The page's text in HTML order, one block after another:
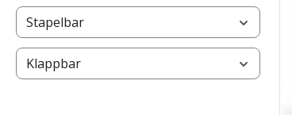
Stapelbar
Klappbar